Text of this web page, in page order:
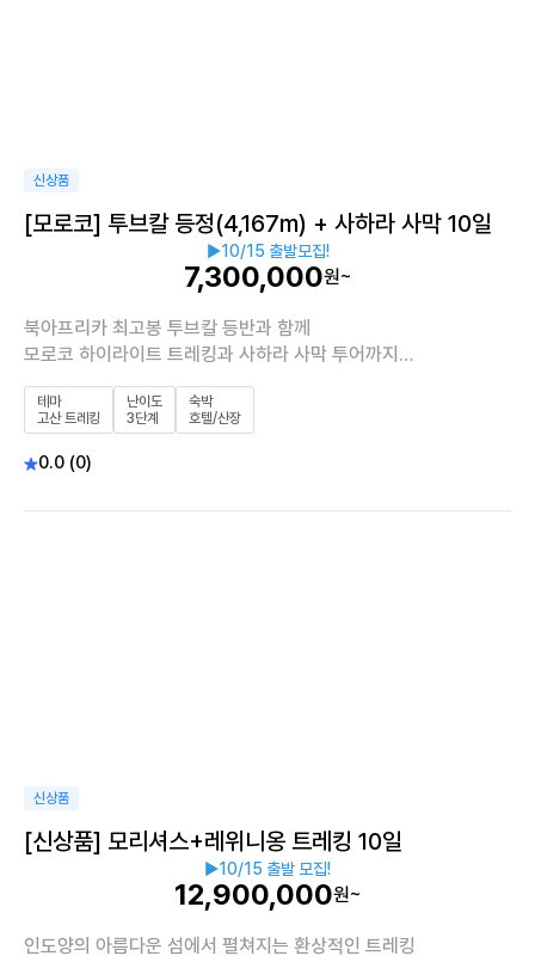
신상품
[모로코] 투브칼 등정(4,167m) + 사하라 사막 10일
▶10/15 출발모집!
7,300,000원~
북아프리카 최고봉 투브칼 등반과 함께
모로코 하이라이트 트레킹과 사하라 사막 투어까지
경험하는 모험적 여정
테마
고산 트레킹
난이도
3단계
숙박
호텔/산장
0.0 (0)
신상품
[신상품] 모리셔스+레위니옹 트레킹 10일
▶10/15 출발 모집!
12,900,000원~
인도양의 아름다운 섬에서 펼쳐지는 환상적인 트레킹